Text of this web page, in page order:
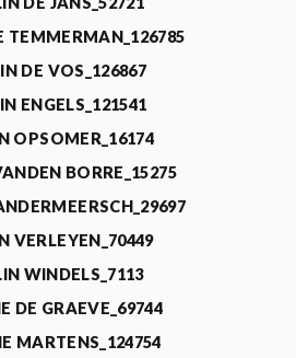
TEMMERMAN_126785
DE VOS_126867
ENGELS_121541
OPSOMER_16174
BORRE_15275
VERLEYEN_70449
WINDELS_7113
DE GRAEVE_69744
MARTENS_124754